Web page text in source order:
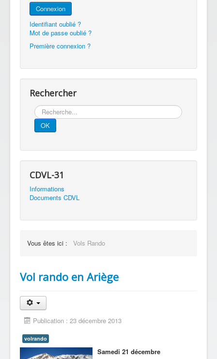
Connexion
Identifiant oublié ?
Mot de passe oublié ?
Première connexion ?
Rechercher
Rechercher
OK
CDVL-31
Informations
Documents CDVL
Vous êtes ici : Vols Rando
Vol rando en Ariège
Publication : 23 décembre 2013
volrando
Samedi 21 décembre